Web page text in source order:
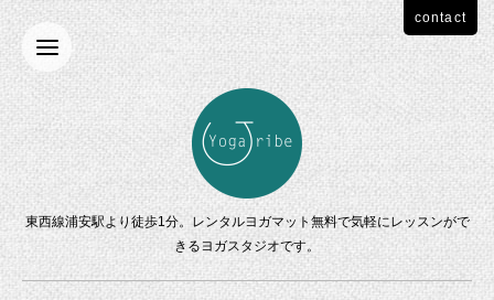
東西線浦安駅より徒歩1分。レンタルヨガマット無料で気軽にレッスンがで
きるヨガスタジオです。
contact